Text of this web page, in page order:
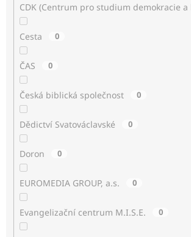
CDK (Centrum pro studium demokracie
Cesta 0
ČAS 0
Česká biblická společnost 0
Dědictví Svatováclavské 0
Doron 0
EUROMEDIA GROUP, a.s. 0
Evangelizační centrum M.I.S.E. 0